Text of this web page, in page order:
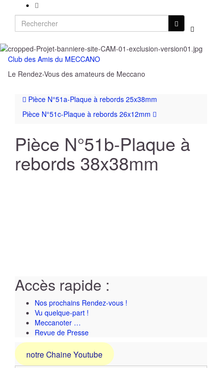
Toggle
form
Search
for:
Club des Amis du MECCANO
Le Rendez-Vous des amateurs de Meccano
Pièce N°51a-Plaque à rebords 25x38mm
Pièce N°51c-Plaque à rebords 26x12mm
Pièce N°51b-Plaque à
rebords 38x38mm
Accès rapide :
Nos prochains Rendez-vous !
Vu quelque-part !
Meccanoter …
Revue de Presse
notre Chaine Youtube